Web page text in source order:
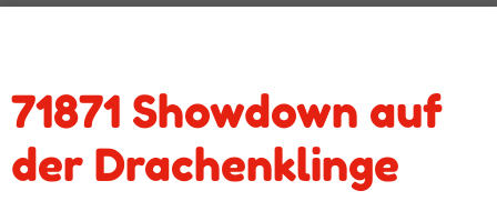
71871 Showdown auf
der Drachenklinge